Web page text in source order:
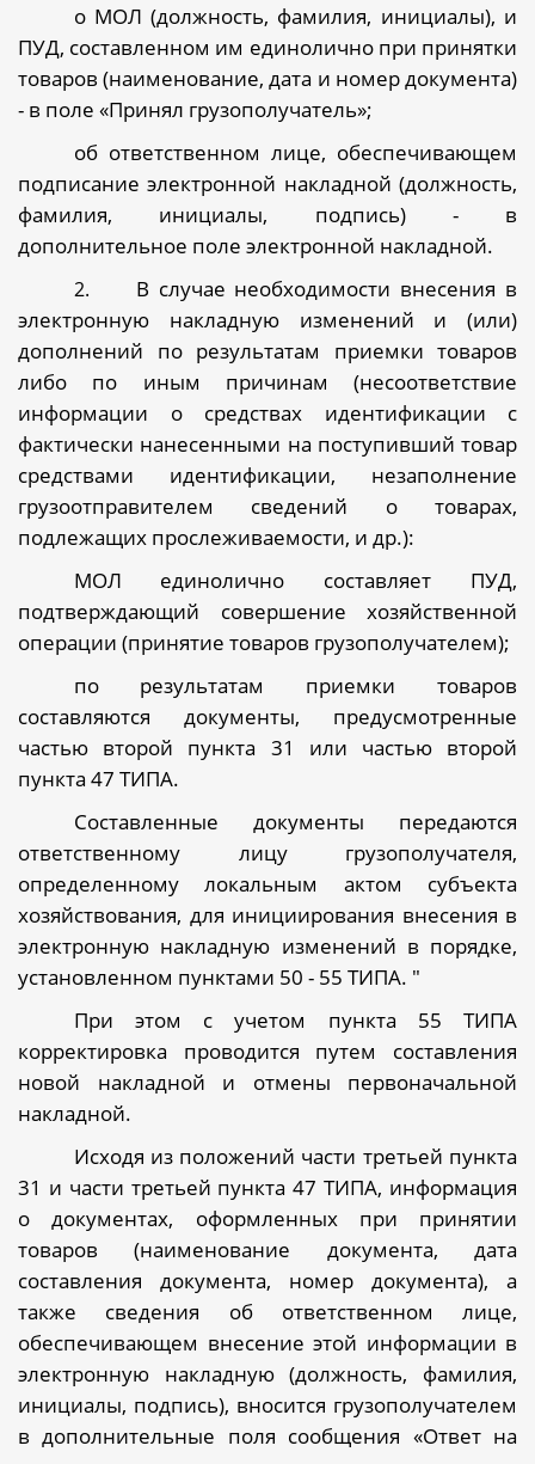
о МОЛ (должность, фамилия, инициалы), и
ПУД, составленном им единолично при принятки
товаров (наименование, дата и номер документа)
- в поле «Принял грузополучатель»;
об ответственном лице, обеспечивающем
подписание электронной накладной (должность,
фамилия, инициалы, подпись) - в
дополнительное поле электронной накладной.
2.
В случае необходимости внесения в
электронную накладную изменений и (или)
дополнений по результатам приемки товаров
либо по иным причинам (несоответствие
информации о средствах идентификации с
фактически нанесенными на поступивший товар
средствами идентификации, незаполнение
грузоотправителем сведений о товарах,
подлежащих прослеживаемости, и др.):
МОЛ единолично составляет ПУД,
подтверждающий совершение хозяйственной
операции (принятие товаров грузополучателем);
по результатам приемки товаров
составляются документы, предусмотренные
частью второй пункта 31 или частью второй
пункта 47 ТИПА.
Составленные документы передаются
ответственному лицу грузополучателя,
определенному локальным актом субъекта
хозяйствования, для инициирования внесения в
электронную накладную изменений в порядке,
установленном пунктами 50 - 55 ТИПА. "
При этом с учетом пункта 55 ТИПА
корректировка проводится путем составления
новой накладной и отмены первоначальной
накладной.
Исходя из положений части третьей пункта
31 и части третьей пункта 47 ТИПА, информация
о документах, оформленных при принятии
товаров (наименование документа, дата
составления документа, номер документа), а
также сведения об ответственном лице,
обеспечивающем внесение этой информации в
электронную накладную (должность, фамилия,
инициалы, подпись), вносится грузополучателем
в дополнительные поля сообщения «Ответ на